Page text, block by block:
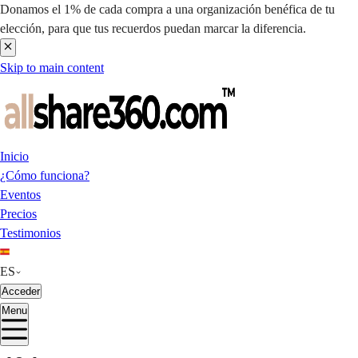
Donamos el 1% de cada compra a una organización benéfica de tu
elección, para que tus recuerdos puedan marcar la diferencia.
Skip to main content
Inicio
¿Cómo funciona?
Eventos
Precios
Testimonios
ES
Acceder
Menu